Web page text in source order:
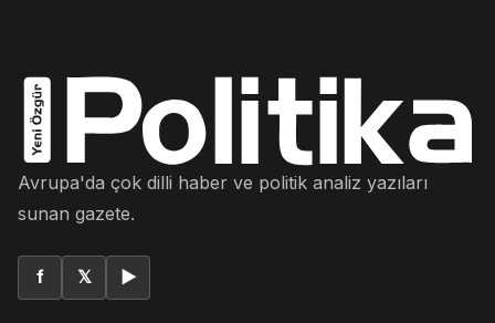
Avrupa'da çok dilli haber ve politik analiz yazıları
sunan gazete.
f 𝕏 ▶